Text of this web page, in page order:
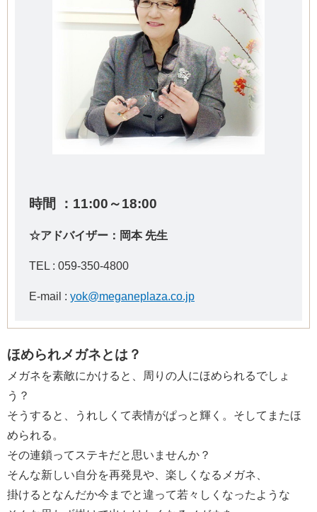
時間 ：11:00～18:00
☆アドバイザー：岡本 先生
TEL : 059-350-4800
E-mail : yok@meganeplaza.co.jp
ほめられメガネとは？
メガネを素敵にかけると、周りの人にほめられるでしょ
う？
そうすると、うれしくて表情がぱっと輝く。そしてまたほ
められる。
その連鎖ってステキだと思いませんか？
そんな新しい自分を再発見や、楽しくなるメガネ、
掛けるとなんだか今までと違って若々しくなったような